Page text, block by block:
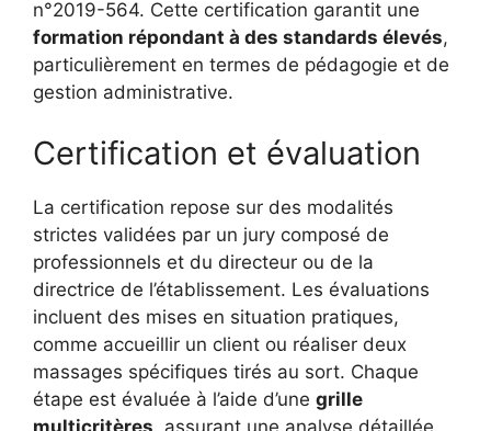
n°2019-564. Cette certification garantit une
formation répondant à des standards élevés,
particulièrement en termes de pédagogie et de
gestion administrative.
Certification et évaluation
La certification repose sur des modalités
strictes validées par un jury composé de
professionnels et du directeur ou de la
directrice de l’établissement. Les évaluations
incluent des mises en situation pratiques,
comme accueillir un client ou réaliser deux
massages spécifiques tirés au sort. Chaque
étape est évaluée à l’aide d’une grille
multicritères, assurant une analyse détaillée